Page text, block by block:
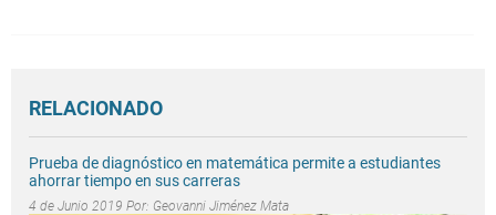
RELACIONADO
Prueba de diagnóstico en matemática permite a estudiantes
ahorrar tiempo en sus carreras
4 de Junio 2019 Por: Geovanni Jiménez Mata